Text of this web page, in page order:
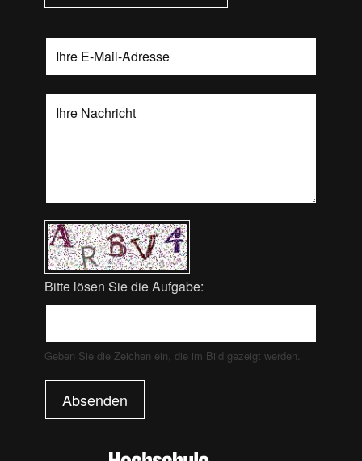
Bitte lösen Sie die Aufgabe:
Geben Sie die Zeichen ein, die im Bild gezeigt werden.
Absenden